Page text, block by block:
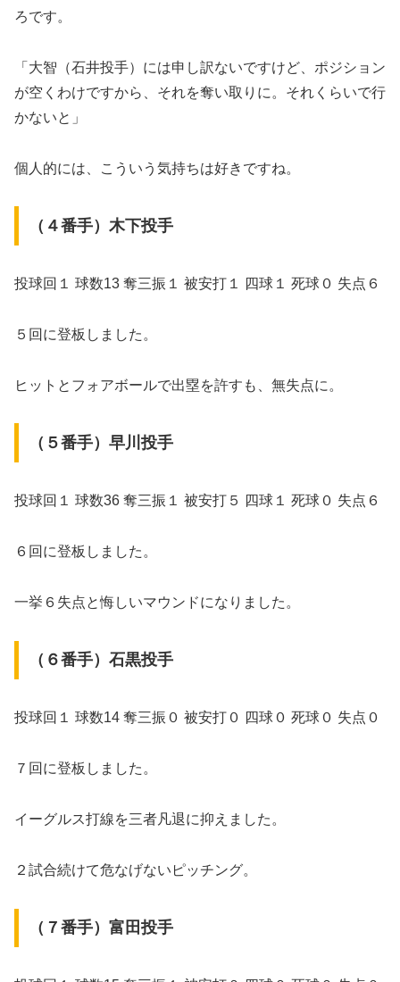
ろです。
「大智（石井投手）には申し訳ないですけど、ポジション
が空くわけですから、それを奪い取りに。それくらいで行
かないと」
個人的には、こういう気持ちは好きですね。
（４番手）木下投手
投球回１ 球数13 奪三振１ 被安打１ 四球１ 死球０ 失点６
５回に登板しました。
ヒットとフォアボールで出塁を許すも、無失点に。
（５番手）早川投手
投球回１ 球数36 奪三振１ 被安打５ 四球１ 死球０ 失点６
６回に登板しました。
一挙６失点と悔しいマウンドになりました。
（６番手）石黒投手
投球回１ 球数14 奪三振０ 被安打０ 四球０ 死球０ 失点０
７回に登板しました。
イーグルス打線を三者凡退に抑えました。
２試合続けて危なげないピッチング。
（７番手）富田投手